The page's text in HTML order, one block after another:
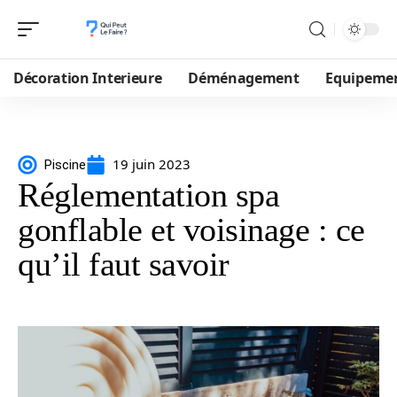
Décoration Interieure Déménagement
Piscine 19 juin 2023
Réglementation spa
gonflable et voisinage : ce
qu’il faut savoir